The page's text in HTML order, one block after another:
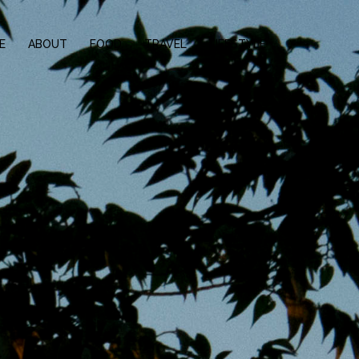
ABOUT FOOD TRAVEL LIFESTYLE